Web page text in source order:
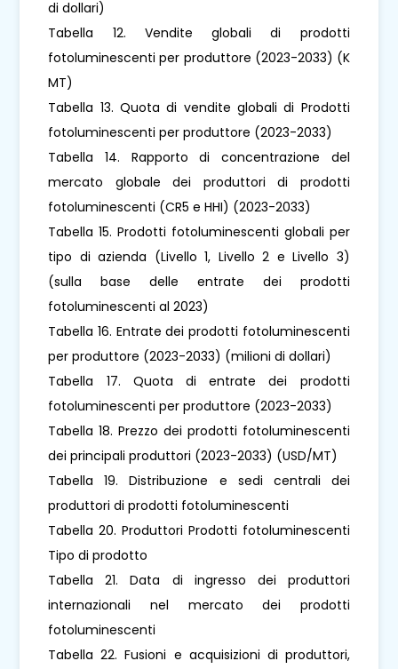
di dollari)
Tabella 12. Vendite globali di prodotti
fotoluminescenti per produttore (2023-2033) (K
MT)
Tabella 13. Quota di vendite globali di Prodotti
fotoluminescenti per produttore (2023-2033)
Tabella 14. Rapporto di concentrazione del
mercato globale dei produttori di prodotti
fotoluminescenti (CR5 e HHI) (2023-2033)
Tabella 15. Prodotti fotoluminescenti globali per
tipo di azienda (Livello 1, Livello 2 e Livello 3)
(sulla base delle entrate dei prodotti
fotoluminescenti al 2023)
Tabella 16. Entrate dei prodotti fotoluminescenti
per produttore (2023-2033) (milioni di dollari)
Tabella 17. Quota di entrate dei prodotti
fotoluminescenti per produttore (2023-2033)
Tabella 18. Prezzo dei prodotti fotoluminescenti
dei principali produttori (2023-2033) (USD/MT)
Tabella 19. Distribuzione e sedi centrali dei
produttori di prodotti fotoluminescenti
Tabella 20. Produttori Prodotti fotoluminescenti
Tipo di prodotto
Tabella 21. Data di ingresso dei produttori
internazionali nel mercato dei prodotti
fotoluminescenti
Tabella 22. Fusioni e acquisizioni di produttori,